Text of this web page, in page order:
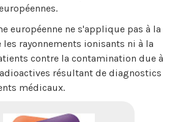
européenne ne s'applique pas à la
rayonnements ionisants ni à la
contre la contamination due à
résultant de diagnostics
médicaux.